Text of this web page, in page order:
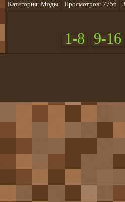
Категория: Моды Просмотров: 7756
1-8 9-16